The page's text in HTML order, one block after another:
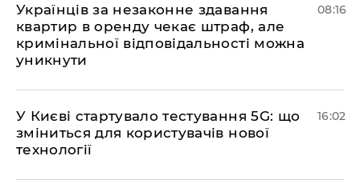
Українців за незаконне здавання
квартир в оренду чекає штраф, але
кримінальної відповідальності можна
уникнути
08:16
У Києві стартувало тестування 5G: що
зміниться для користувачів нової
технології
16:02